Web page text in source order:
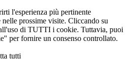
l'esperienza più pertinente
prossime visite. Cliccando su
di TUTTI i cookie. Tuttavia, puoi
per fornire un consenso controllato.
tutti